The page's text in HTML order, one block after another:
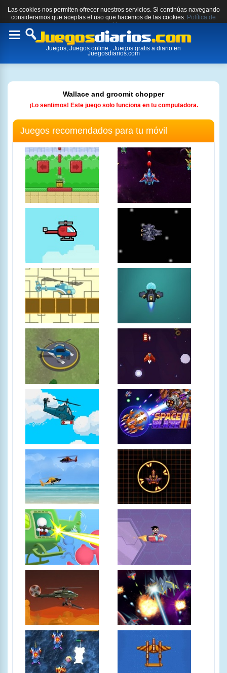
Las cookies nos permiten ofrecer nuestros servicios. Si continúas navegando
consideramos que aceptas el uso que hacemos de las cookies. Política de
cookies.
Toggle
Juegos, Juegos online , Juegos gratis a diario en
Juegosdiarios.com
Wallace and groomit chopper
¡Lo sentimos! Este juego solo funciona en tu computadora.
Juegos recomendados para tu móvil